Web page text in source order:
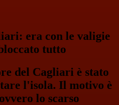
era con le valigie
tutto
del Cagliari è stato
l'isola. Il motivo è
lo scarso